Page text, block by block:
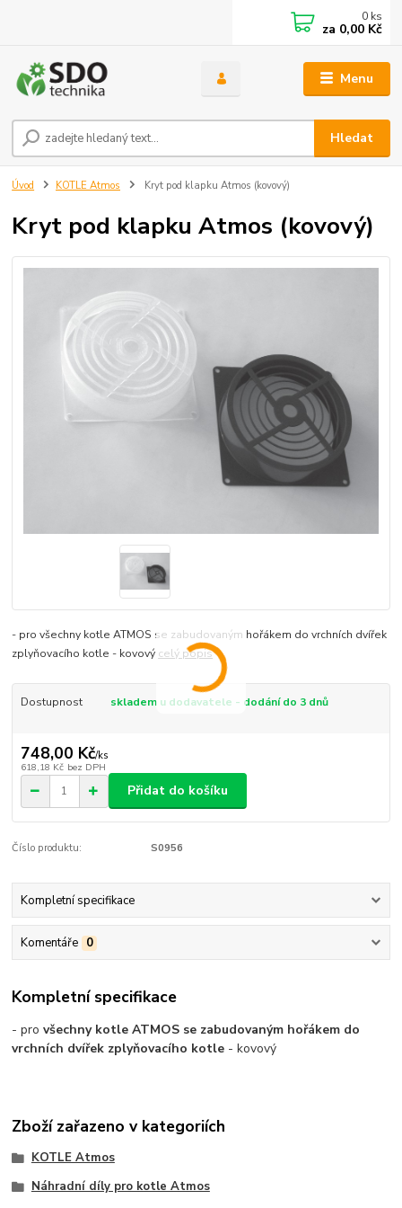
Menu
Hledat
0 ks
za 0,00 Kč
Úvod KOTLE Atmos Kryt pod klapku Atmos (kovový)
Kryt pod klapku Atmos (kovový)
- pro všechny kotle ATMOS se zabudovaným hořákem do vrchních dvířek
zplyňovacího kotle - kovový celý popis
Dostupnost skladem u dodavatele - dodání do 3 dnů
748,00 Kč/ks
618,18 Kč bez DPH
Přidat do košíku
Číslo produktu: S0956
Kompletní specifikace
Komentáře 0
Kompletní specifikace
- provšechny kotle ATMOS se zabudovaným hořákem do
vrchních dvířek zplyňovacího kotle - kovový
Zboží zařazeno v kategoriích
KOTLE Atmos
Náhradní díly pro kotle Atmos